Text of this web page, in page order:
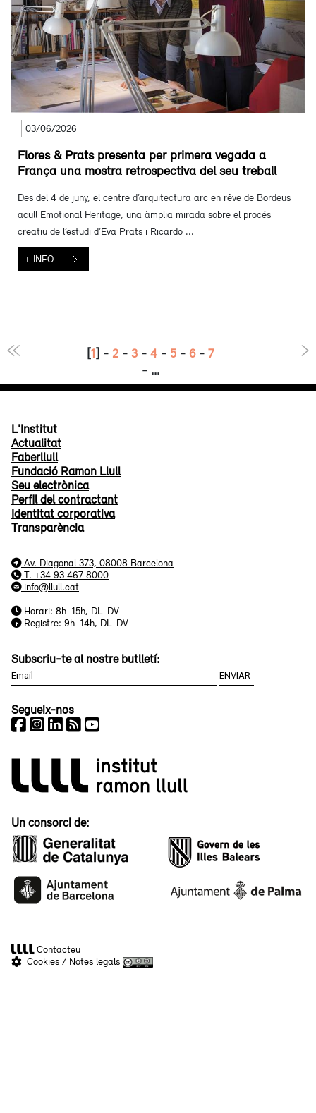
03/06/2026
Flores & Prats presenta per primera vegada a
França una mostra retrospectiva del seu treball
Des del 4 de juny, el centre d’arquitectura arc en rêve de Bordeus
acull Emotional Heritage, una àmplia mirada sobre el procés
creatiu de l’estudi d’Eva Prats i Ricardo ...
+ INFO
[1] - 2- 3- 4- 5- 6- 7
- ...
L'Institut
Actualitat
Faberllull
Fundació Ramon Llull
Seu electrònica
Perfil del contractant
Identitat corporativa
Transparència
Av. Diagonal 373, 08008 Barcelona
T. +34 93 467 8000
info@llull.cat
Horari: 8h-15h, DL-DV
Registre: 9h-14h, DL-DV
Subscriu-te al nostre butlletí:
Segueix-nos
Un consorci de:
Contacteu
Cookies / Notes legals